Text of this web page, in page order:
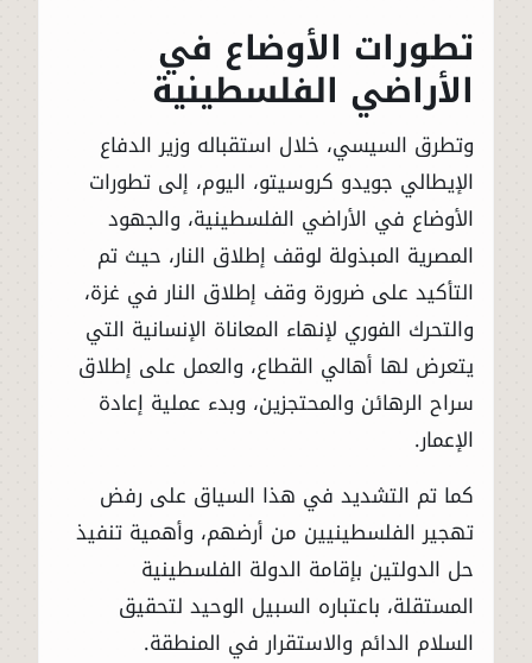
تطورات الأوضاع في
الأراضي الفلسطينية
وتطرق السيسي، خلال استقباله وزير الدفاع
الإيطالي جويدو كروسيتو، اليوم، إلى تطورات
الأوضاع في الأراضي الفلسطينية، والجهود
المصرية المبذولة لوقف إطلاق النار، حيث تم
التأكيد على ضرورة وقف إطلاق النار في غزة،
والتحرك الفوري لإنهاء المعاناة الإنسانية التي
يتعرض لها أهالي القطاع، والعمل على إطلاق
سراح الرهائن والمحتجزين، وبدء عملية إعادة
الإعمار.
كما تم التشديد في هذا السياق على رفض
تهجير الفلسطينيين من أرضهم، وأهمية تنفيذ
حل الدولتين بإقامة الدولة الفلسطينية
المستقلة، باعتباره السبيل الوحيد لتحقيق
السلام الدائم والاستقرار في المنطقة.